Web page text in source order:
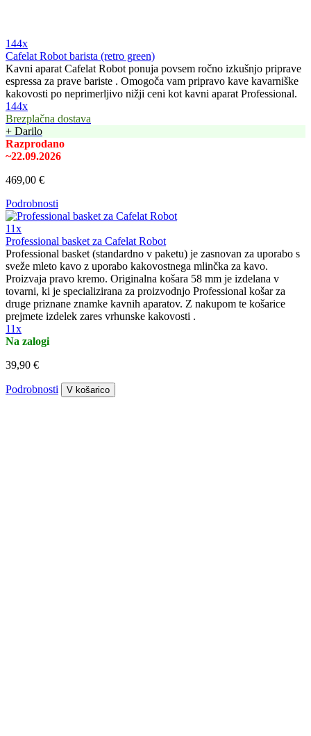
144x
Cafelat Robot barista (retro green)
Kavni aparat Cafelat Robot ponuja povsem ročno izkušnjo priprave
espressa za prave bariste . Omogoča vam pripravo kave kavarniške
kakovosti po neprimerljivo nižji ceni kot kavni aparat Professional.
144x
Brezplačna dostava
+ Darilo
Razprodano
~22.09.2026
469,00 €
Podrobnosti
11x
Professional basket za Cafelat Robot
Professional basket (standardno v paketu) je zasnovan za uporabo s
sveže mleto kavo z uporabo kakovostnega mlinčka za kavo.
Proizvaja pravo kremo. Originalna košara 58 mm je izdelana v
tovarni, ki je specializirana za proizvodnjo Professional košar za
druge priznane znamke kavnih aparatov. Z nakupom te košarice
prejmete izdelek zares vrhunske kakovosti .
11x
Na zalogi
39,90 €
Podrobnosti V košarico